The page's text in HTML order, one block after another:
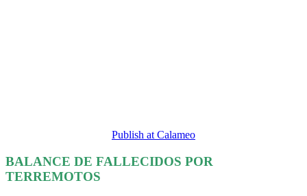
Publish at Calameo
BALANCE DE FALLECIDOS POR
TERREMOTOS